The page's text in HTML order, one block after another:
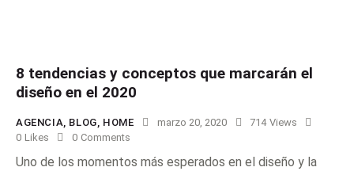
8 tendencias y conceptos que marcarán el
diseño en el 2020
AGENCIA, BLOG, HOME marzo 20, 2020 714 Views
0 Likes 0 Comments
Uno de los momentos más esperados en el diseño y la